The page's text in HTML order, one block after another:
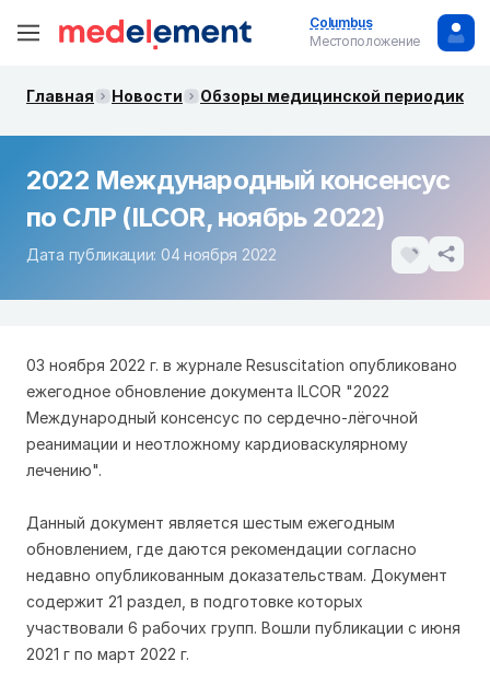
Columbus
Местоположение
Главная Новости Обзоры медицинской периодики.
2022 Международный консенсус
по СЛР (ILCOR, ноябрь 2022)
Дата публикации: 04 ноября 2022
03 ноября 2022 г. в журнале Resuscitation опубликовано
ежегодное обновление документа ILCOR "2022
Международный консенсус по сердечно-лёгочной
реанимации и неотложному кардиоваскулярному
лечению".
Данный документ является шестым ежегодным
обновлением, где даются рекомендации согласно
недавно опубликованным доказательствам. Документ
содержит 21 раздел, в подготовке которых
участвовали 6 рабочих групп. Вошли публикации с июня
2021 г по март 2022 г.